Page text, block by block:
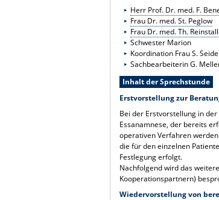
Herr Prof. Dr. med. F.
Frau Dr. med. St. Peglow
Frau Dr. med. Th.
Schwester Marion
Koordination Frau S. Seidel
Sachbearbeiterin G.
Inhalt der Sprechstunde
Erstvorstellung zur
Bei der Erstvorstellung in
Essanamnese, der bereits
operativen Verfahren
die für den einzelnen
Festlegung erfolgt.
Nachfolgend wird das
Kooperationspartnern)
Wiedervorstellung von